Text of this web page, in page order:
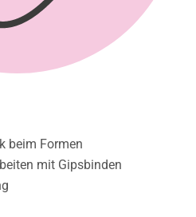
beim Formen
mit Gipsbinden